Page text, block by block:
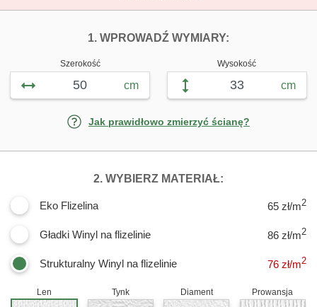
1. WPROWADŹ WYMIARY:
Szerokość
cm
Wysokość
cm
Jak prawidłowo zmierzyć ścianę?
2. WYBIERZ MATERIAŁ:
Eko Flizelina 65 zł/m2
Gładki Winyl na flizelinie 86 zł/m2
Strukturalny Winyl na flizelinie 76 zł/m2
Len Tynk Diament Prowansja